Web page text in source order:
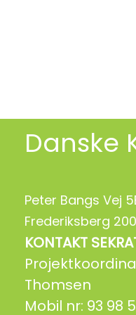
Danske
Peter Bangs Vej
Frederiksberg
KONTAKT
Thomsen
Mobil nr: 93 98